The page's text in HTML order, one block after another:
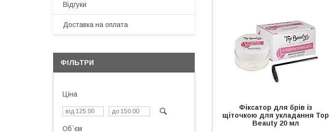
Фіксатор для брів із
щіточкою для укладання Top
Beauty 20 мл
Відгуки
Доставка на оплата
ФІЛЬТРИ
Ціна
Об`єм